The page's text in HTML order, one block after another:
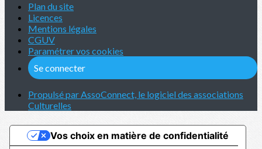
Plan du site
Licences
Mentions légales
CGUV
Paramétrer vos cookies
Se connecter
Propulsé par AssoConnect, le logiciel des associations
Culturelles
Vos choix en matière de confidentialité